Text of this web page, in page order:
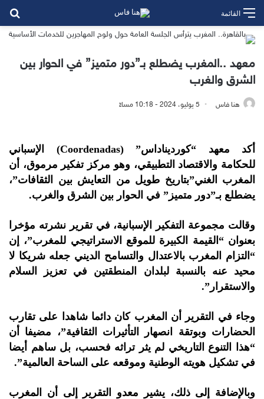
القائمة
معهد ..المغرب يضطلع بـ”دور متميز” في الحوار بين
الشرق والغرب
هنا فاس 5 يوليو، 2024 - 10:18 مساءً
أكد معهد “كورديناداس” (Coordenadas) الإسباني
للحكامة والاقتصاد التطبيقي، وهو مركز تفكير مرموق، أن
المغرب الغني”بتاريخ طويل من التعايش بين الثقافات”،
يضطلع بـ”دور متميز” في الحوار بين الشرق والغرب.
وقالت مجموعة التفكير الإسبانية، في تقرير نشرته مؤخرا
بعنوان “القيمة الكبيرة للموقع الاستراتيجي للمغرب”، إن
“التزام المغرب بالاعتدال والتسامح الديني جعله شريكا لا
محيد عنه بالنسبة لبلدان المنطقتين في تعزيز السلام
والاستقرار”.
وجاء في التقرير أن المغرب كان دائما شاهدا على تقارب
الحضارات وبوتقة انصهار التأثيرات الثقافية”، مضيفا أن
“هذا التنوع التاريخي لم يثر تراثه فحسب، بل ساهم أيضا
في تشكيل هويته الوطنية وموقعه على الساحة العالمية”.
وبالإضافة إلى ذلك، يشير معدو التقرير إلى أن المغرب